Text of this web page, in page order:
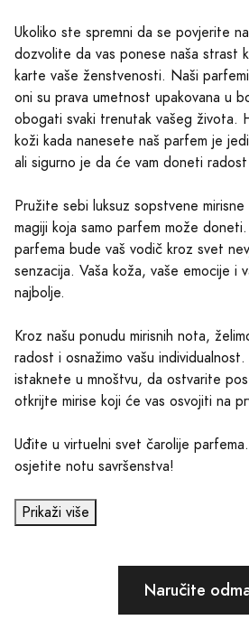
Ukoliko ste spremni da se povjerite
dozvolite da vas ponese naša strast
karte vaše ženstvenosti. Naši
oni su prava umetnost upakovana u
obogati svaki trenutak vašeg života.
koži kada nanesete naš parfem je
ali sigurno je da će vam doneti
Pružite sebi luksuz sopstvene
magiji koja samo parfem može
parfema bude vaš vodič kroz svet
senzacija. Vaša koža, vaše emocije i
najbolje.
Kroz našu ponudu mirisnih nota,
radost i osnažimo vašu
istaknete u mnoštvu, da ostvarite
otkrijte mirise koji će vas osvojiti na
Uđite u virtuelni svet čarolije
osjetite notu savršenstva!
Prikaži više
Naručite